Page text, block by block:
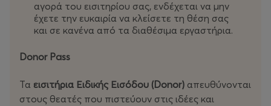
αγορά του εισιτηρίου σας, ενδέχεται να μην
έχετε την ευκαιρία να κλείσετε τη θέση σας
και σε κανένα από τα διαθέσιμα εργαστήρια.
Donor Pass
Τα εισιτήρια Ειδικής Εισόδου (Donor) απευθύνονται
στους θεατές που πιστεύουν στις ιδέες και